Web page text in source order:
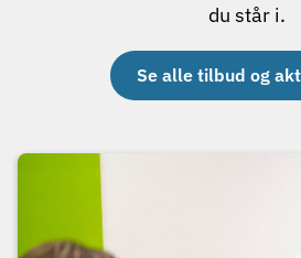
du står i.
Se alle tilbud og